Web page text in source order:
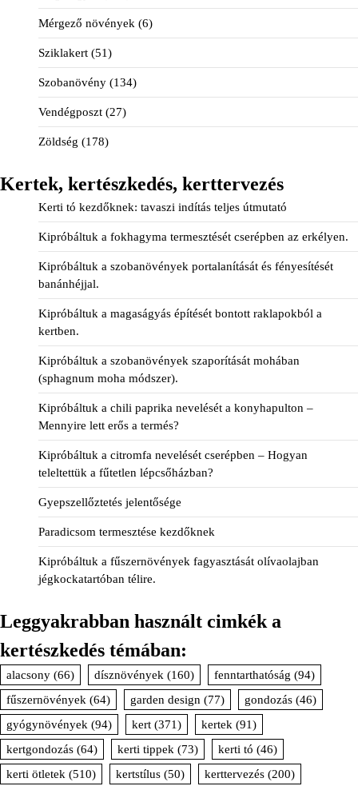
Mérgező növények (6)
Sziklakert (51)
Szobanövény (134)
Vendégposzt (27)
Zöldség (178)
Kertek, kertészkedés, kerttervezés
Kerti tó kezdőknek: tavaszi indítás teljes útmutató
Kipróbáltuk a fokhagyma termesztését cserépben az erkélyen.
Kipróbáltuk a szobanövények portalanítását és fényesítését
banánhéjjal.
Kipróbáltuk a magaságyás építését bontott raklapokból a
kertben.
Kipróbáltuk a szobanövények szaporítását mohában
(sphagnum moha módszer).
Kipróbáltuk a chili paprika nevelését a konyhapulton –
Mennyire lett erős a termés?
Kipróbáltuk a citromfa nevelését cserépben – Hogyan
teleltettük a fűtetlen lépcsőházban?
Gyepszellőztetés jelentősége
Paradicsom termesztése kezdőknek
Kipróbáltuk a fűszernövények fagyasztását olívaolajban
jégkockatartóban télire.
Leggyakrabban használt cimkék a
kertészkedés témában:
alacsony (66) dísznövények (160) fenntarthatóság (94)
fűszernövények (64) garden design (77) gondozás (46)
gyógynövények (94) kert (371) kertek (91)
kertgondozás (64) kerti tippek (73) kerti tó (46)
kerti ötletek (510) kertstílus (50) kerttervezés (200)